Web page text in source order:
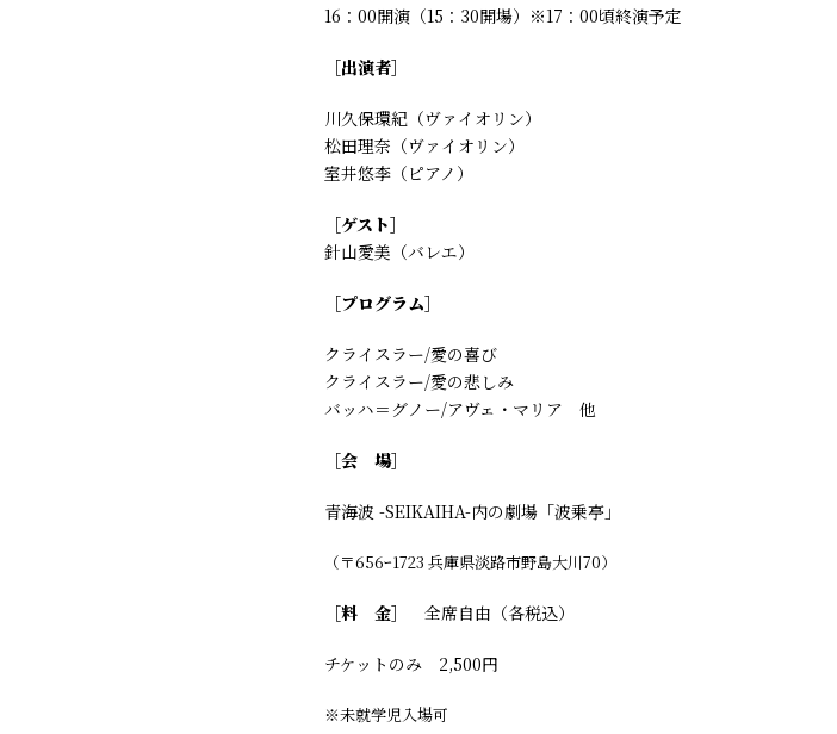
16：00開演（15：30開場）※17：00頃終演予定
［出演者］
川久保環紀（ヴァイオリン）
松田理奈（ヴァイオリン）
室井悠李（ピアノ）
［ゲスト］
針山愛美（バレエ）
［プログラム］
クライスラー/愛の喜び
クライスラー/愛の悲しみ
バッハ＝グノー/アヴェ・マリア 他
［会 場］
青海波 -SEIKAIHA-内の劇場「波乗亭」
（〒656ｰ1723 兵庫県淡路市野島大川70）
［料 金］ 全席自由（各税込）
チケットのみ 2,500円
※未就学児入場可